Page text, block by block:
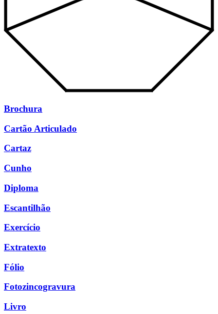
Brochura
Cartão Articulado
Cartaz
Cunho
Diploma
Escantilhão
Exercício
Extratexto
Fólio
Fotozincogravura
Livro